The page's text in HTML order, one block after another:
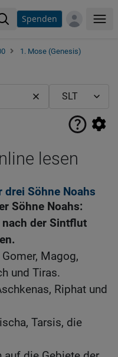
Spenden
1. Mose (Genesis)
lesen
drei Söhne Noahs
Söhne Noahs:
nach der Sintflut
Magog,
und Tiras.
Riphat und
Tarsis, die